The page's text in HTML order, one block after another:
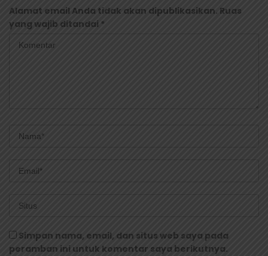
Alamat email Anda tidak akan dipublikasikan. Ruas
yang wajib ditandai *
Simpan nama, email, dan situs web saya pada
peramban ini untuk komentar saya berikutnya.